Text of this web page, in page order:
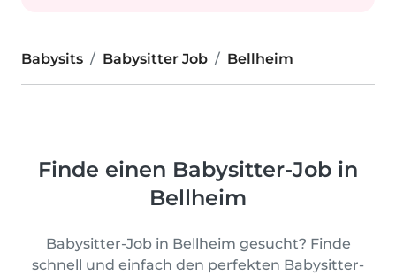
Babysits Babysitter Job Bellheim
Finde einen Babysitter-Job in
Bellheim
Babysitter-Job in Bellheim gesucht? Finde
schnell und einfach den perfekten Babysitter-